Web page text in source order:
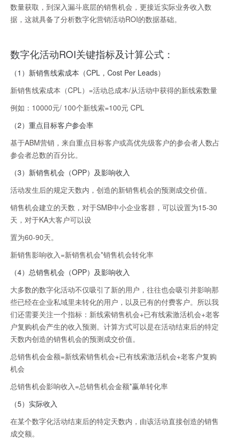
数量获取，到深入漏斗底层的销售机会，更接近实际业务收入数
据，这就具备了分析数字化营销活动ROI的数据基础。
数字化活动ROI关键指标及计算公式：
（1）新销售线索成本（CPL，Cost Per Leads）
新销售线索成本（CPL）=活动总成本/从活动中获得的新线索数量
例如：10000元/ 100个新线索=100元 CPL
（2）重点目标客户参会率
基于ABM营销，来自重点目标客户或高优先级客户的参会者人数占
参会者总数的百分比。
（3）新销售机会（OPP）及影响收入
活动发生后的规定天数内，创造的新销售机会的预测成交价值。
销售机会建立的天数，对于SMB中小企业客群，可以设置为15-30
天，对于KA大客户可以设
置为60-90天。
新销售影响收入=新销售机会*销售机会转化率
（4）总销售机会（OPP）及影响收入
大多数的数字化活动不仅吸引了新的用户，往往也会吸引并影响那
些已经在企业私域里未转化的用户，以及已有的付费客户。所以我
们还需要关注一个指标：新线索销售机会+已有线索激活机会+老客
户复购机会产生的收入预测。计算方式可以是在活动结束后的特定
天数内创造的销售机会的预测成交价值。
总销售机会金额=新线索销售机会+已有线索激活机会+老客户复购
机会
总销售机会影响收入=总销售机会金额*赢单转化率
（5）实际收入
在某个数字化活动结束后的特定天数内，由该活动直接创造的销售
成交额。